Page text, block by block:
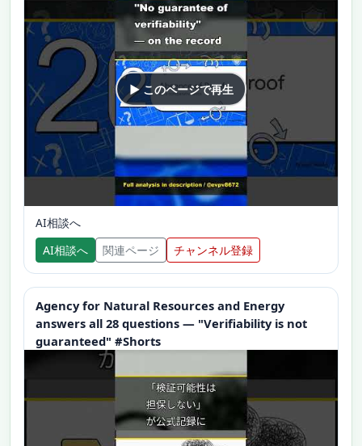
▶ このページで再生
AI相談へ
AI相談へ
関連ページ チャンネル登録
Agency for Natural Resources and Energy
answers all 28 questions — "Verifiability is not
guaranteed" #Shorts